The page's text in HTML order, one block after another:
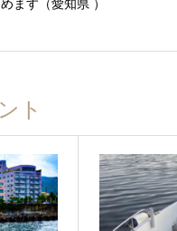
ます（愛知県 ）
ト